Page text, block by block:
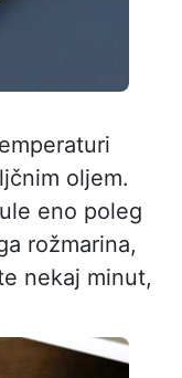
oljem.
eno poleg
rožmarina,
nekaj minut,